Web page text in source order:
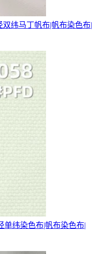
双纬马丁帆布|帆布染色布|
单纬染色布|帆布染色布|